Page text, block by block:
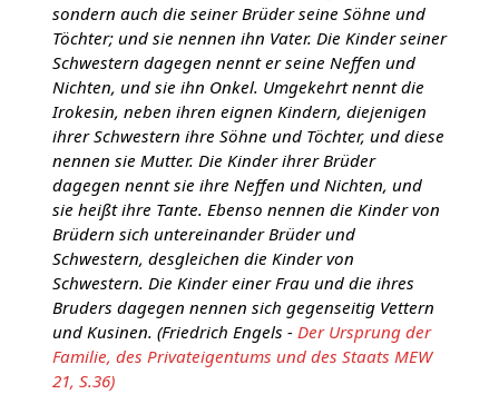
sondern auch die seiner Brüder seine Söhne und
Töchter; und sie nennen ihn Vater. Die Kinder seiner
Schwestern dagegen nennt er seine Neffen und
Nichten, und sie ihn Onkel. Umgekehrt nennt die
Irokesin, neben ihren eignen Kindern, diejenigen
ihrer Schwestern ihre Söhne und Töchter, und diese
nennen sie Mutter. Die Kinder ihrer Brüder
dagegen nennt sie ihre Neffen und Nichten, und
sie heißt ihre Tante. Ebenso nennen die Kinder von
Brüdern sich untereinander Brüder und
Schwestern, desgleichen die Kinder von
Schwestern. Die Kinder einer Frau und die ihres
Bruders dagegen nennen sich gegenseitig Vettern
und Kusinen. (Friedrich Engels - Der Ursprung der
Familie, des Privateigentums und des Staats MEW
21, S.36)